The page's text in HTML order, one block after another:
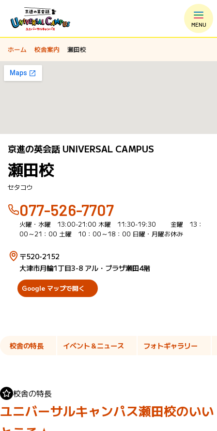
MENU
ホーム 校舎案内 瀬田校
京進の英会話 UNIVERSAL CAMPUS
瀬田校
セタコウ
077-526-7707
火曜・水曜 13:00-21:00 木曜 11:30-19:30 金曜 13：
00～21：00 土曜 10：00～18：00 日曜・月曜お休み
〒520-2152
大津市月輪1丁目3-8 アル・プラザ瀬田4階
Google マップで開く
校舎の特長 イベント＆ニュース フォトギャラリー
校舎の特長
ユニバーサルキャンパス瀬田校のいい